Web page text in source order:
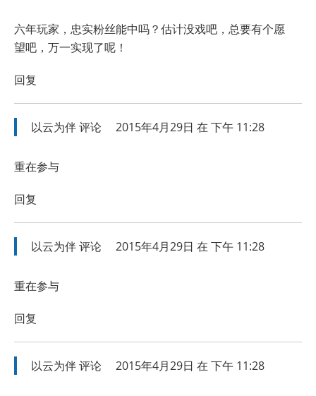
六年玩家，忠实粉丝能中吗？估计没戏吧，总要有个愿
望吧，万一实现了呢！
回复
以云为伴评论 2015年4月29日 在 下午 11:28
重在参与
回复
以云为伴评论 2015年4月29日 在 下午 11:28
重在参与
回复
以云为伴评论 2015年4月29日 在 下午 11:28